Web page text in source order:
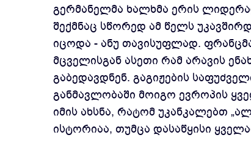
გერმანელმა ხალხმა ერის
შექმნაც სწორედ ამ წელს
იცოდა - ანუ თავისუფლად.
მცველისგან ასეთი რამ არავის
გაბედავდნენ. გაგიჟების
განმავლობაში მოიგო ევროპის
იმის ახსნა, რატომ უკანკალებთ
ისტორიაა, თუმცა დასაწყისი